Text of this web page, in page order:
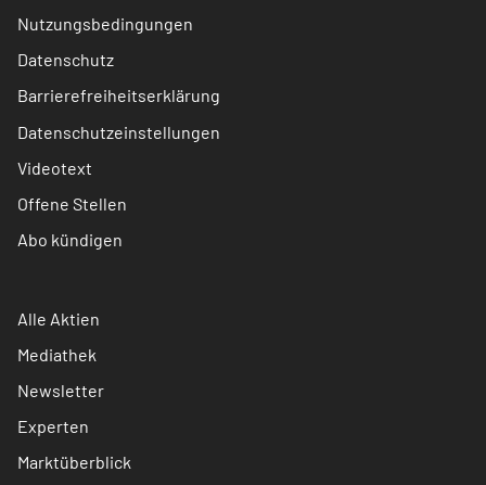
Nutzungsbedingungen
Datenschutz
Barrierefreiheitserklärung
Datenschutzeinstellungen
Videotext
Offene Stellen
Abo kündigen
Alle Aktien
Mediathek
Newsletter
Experten
Marktüberblick